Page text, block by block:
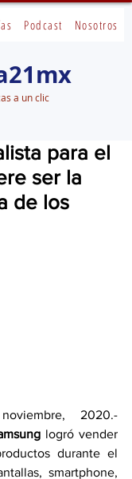
Podcast Nosotros
a un clic
para el
ser la
de los
2020.-
logró vender
smartphone,